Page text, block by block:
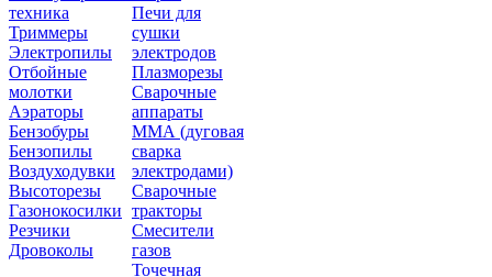
техника
Триммеры
Электропилы
Отбойные
молотки
Аэраторы
Бензобуры
Бензопилы
Воздуходувки
Высоторезы
Газонокосилки
Резчики
Дровоколы
Печи для
сушки
электродов
Плазморезы
Сварочные
аппараты
ММА (дуговая
сварка
электродами)
Сварочные
тракторы
Смесители
газов
Точечная